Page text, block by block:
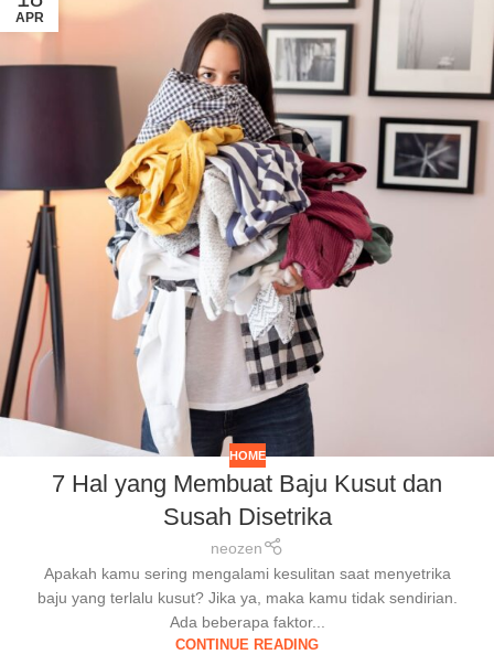
APR
HOME
7 Hal yang Membuat Baju Kusut dan
Susah Disetrika
neozen
Apakah kamu sering mengalami kesulitan saat menyetrika
baju yang terlalu kusut? Jika ya, maka kamu tidak sendirian.
Ada beberapa faktor...
CONTINUE READING